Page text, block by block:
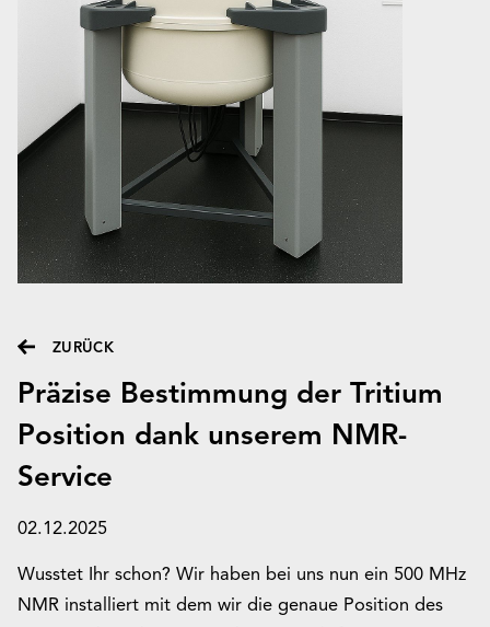
ZURÜCK
Präzise Bestimmung der Tritium
Position dank unserem NMR-
Service
02.12.2025
Wusstet Ihr schon? Wir haben bei uns nun ein 500 MHz
NMR installiert mit dem wir die genaue Position des